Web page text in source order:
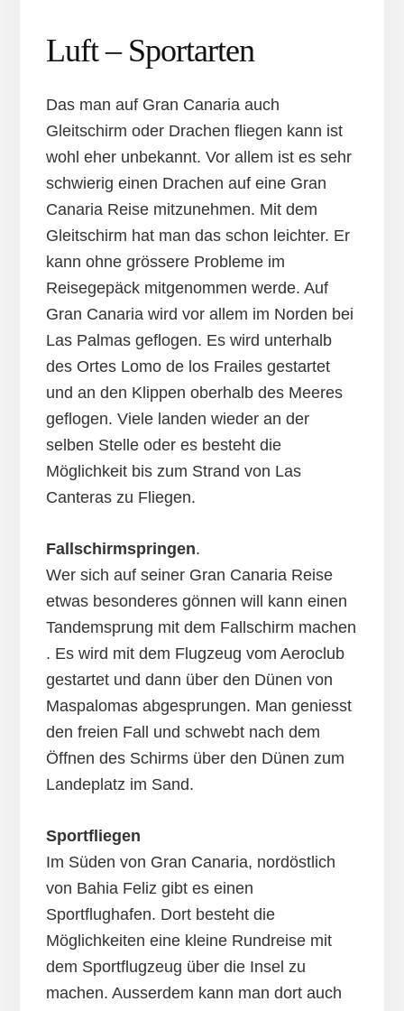
Luft – Sportarten
Das man auf Gran Canaria auch
Gleitschirm oder Drachen fliegen kann ist
wohl eher unbekannt. Vor allem ist es sehr
schwierig einen Drachen auf eine Gran
Canaria Reise mitzunehmen. Mit dem
Gleitschirm hat man das schon leichter. Er
kann ohne grössere Probleme im
Reisegepäck mitgenommen werde. Auf
Gran Canaria wird vor allem im Norden bei
Las Palmas geflogen. Es wird unterhalb
des Ortes Lomo de los Frailes gestartet
und an den Klippen oberhalb des Meeres
geflogen. Viele landen wieder an der
selben Stelle oder es besteht die
Möglichkeit bis zum Strand von Las
Canteras zu Fliegen.
Fallschirmspringen.
Wer sich auf seiner Gran Canaria Reise
etwas besonderes gönnen will kann einen
Tandemsprung mit dem Fallschirm machen
. Es wird mit dem Flugzeug vom Aeroclub
gestartet und dann über den Dünen von
Maspalomas abgesprungen. Man geniesst
den freien Fall und schwebt nach dem
Öffnen des Schirms über den Dünen zum
Landeplatz im Sand.
Sportfliegen
Im Süden von Gran Canaria, nordöstlich
von Bahia Feliz gibt es einen
Sportflughafen. Dort besteht die
Möglichkeiten eine kleine Rundreise mit
dem Sportflugzeug über die Insel zu
machen. Ausserdem kann man dort auch